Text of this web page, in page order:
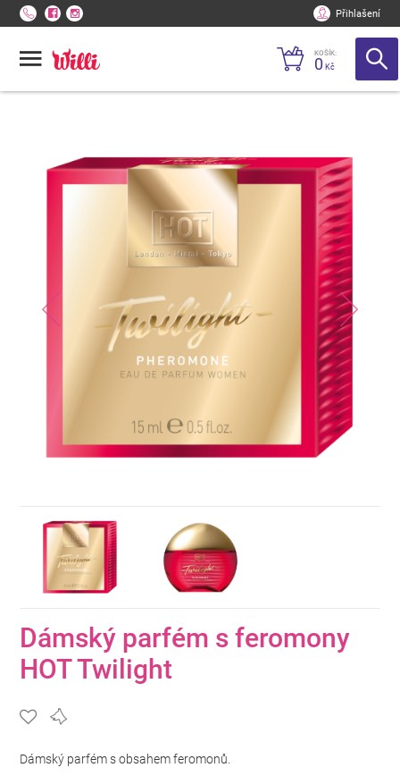
Přihlašení
KOŠÍK:
0 Kč
Dámský parfém s feromony
HOT Twilight
Dámský parfém s obsahem feromonů.